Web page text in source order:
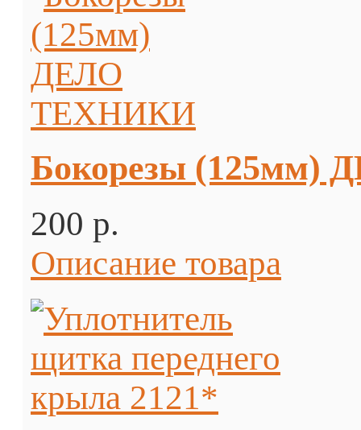
Бокорезы
200 p.
Описание товара